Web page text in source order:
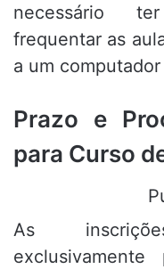
necessário
frequentar as
a um
Prazo e
para Curso
As